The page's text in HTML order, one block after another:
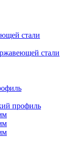
стали
стали
профиль